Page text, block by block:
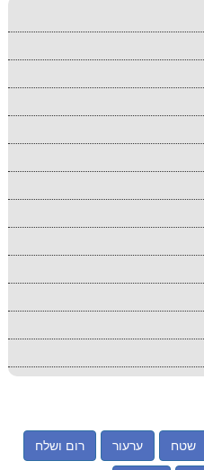
שטח ערעור רום ושלח